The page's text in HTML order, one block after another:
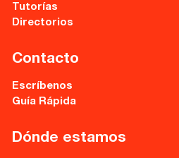
info@fuentetajaliteraria.com
WhatsApp 619 027 626
Horario de atención:
De lunes a viernes
Tutorías
Directorios
Contacto
Escríbenos
Guía Rápida
Dónde estamos